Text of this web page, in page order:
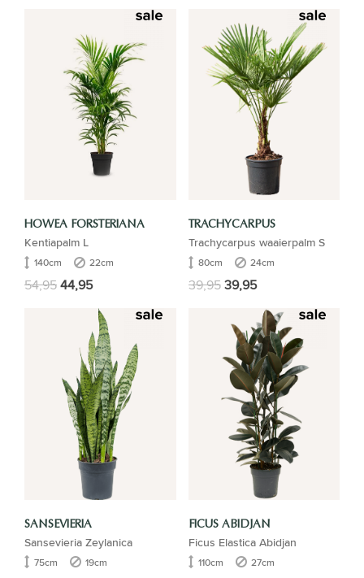
HOWEA FORSTERIANA
Kentiapalm L
140cm 22cm
54,9544,95
TRACHYCARPUS
Trachycarpus waaierpalm S
80cm 24cm
39,9539,95
SANSEVIERIA
Sansevieria Zeylanica
75cm 19cm
FICUS ABIDJAN
Ficus Elastica Abidjan
110cm 27cm